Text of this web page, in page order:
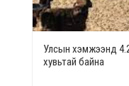
Улсын хэмжээнд
хувьтай байна